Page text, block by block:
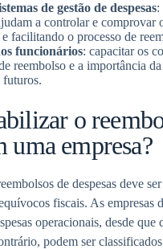
de gestão de despesas:
a controlar e comprovar
facilitando o processo de
funcionários: capacitar os
reembolso e a importância
futuros.
o
uma empresa?
de despesas deve
fiscais. As empresas
operacionais, desde que
podem ser